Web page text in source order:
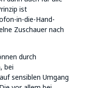
ist
in-die-Hand-
Zuschauer nach
durch
bei
sensiblen Umgang